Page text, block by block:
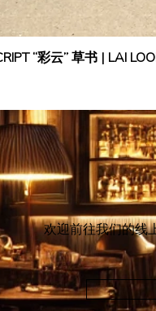
“彩云” 草书 | LAI
欢迎前往我们的线